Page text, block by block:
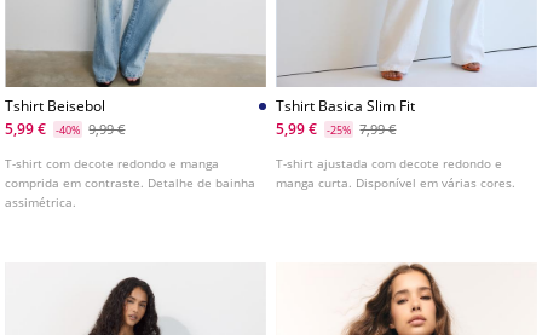
Tshirt Beisebol
5,99 €
-40% 9,99 €
T-shirt com decote redondo e manga
comprida em contraste. Detalhe de bainha
assimétrica.
Tshirt Basica Slim Fit
5,99 €
-25% 7,99 €
T-shirt ajustada com decote redondo e
manga curta. Disponível em várias cores.